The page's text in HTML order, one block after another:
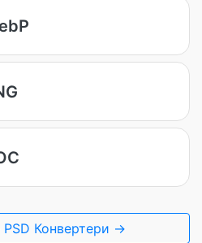
Конвертери →